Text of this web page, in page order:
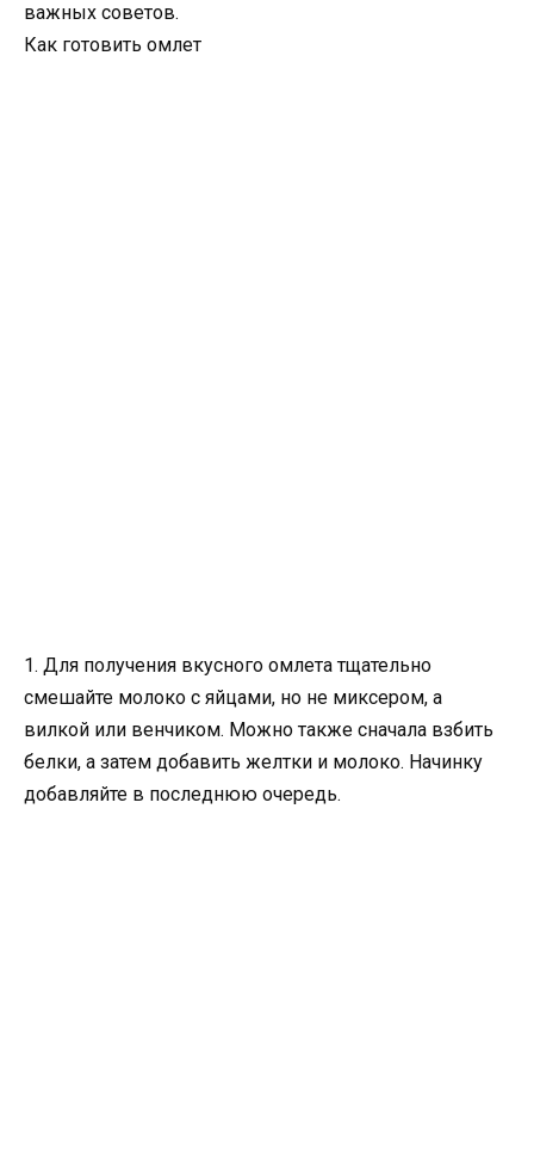
важных советов.
Как готовить омлет
1. Для получения вкусного омлета тщательно
смешайте молоко с яйцами, но не миксером, а
вилкой или венчиком. Можно также сначала взбить
белки, а затем добавить желтки и молоко. Начинку
добавляйте в последнюю очередь.